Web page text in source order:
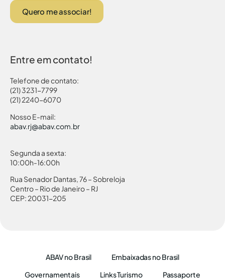
Quero me associar!
Entre em contato!
Telefone de contato:
(21) 3231-7799
(21) 2240-6070
Nosso E-mail:
abav.rj@abav.com.br
Segunda a sexta:
10:00h-16:00h
Rua Senador Dantas, 76 – Sobreloja
Centro – Rio de Janeiro – RJ
CEP: 20031-205
ABAV no Brasil
Embaixadas no Brasil
Governamentais
Links Turismo Passaporte